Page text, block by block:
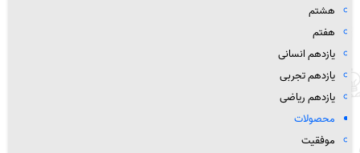
هشتم
هفتم
یازدهم انسانی
یازدهم تجربی
یازدهم ریاضی
محصولات
موفقیت